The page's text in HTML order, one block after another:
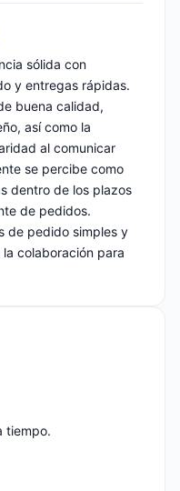
sólida con
y entregas rápidas.
buena calidad,
así como la
al comunicar
se percibe como
dentro de los plazos
de pedidos.
de pedido simples y
colaboración para
tiempo.